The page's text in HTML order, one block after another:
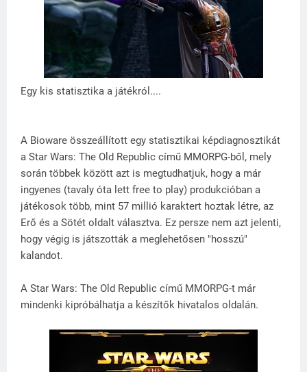
Egy kis statisztika a játékról....
A Bioware összeállított egy statisztikai képdiagnosztikát
a Star Wars: The Old Republic című MMORPG-ből, mely
során többek között azt is megtudhatjuk, hogy a már
ingyenes (tavaly óta lett free to play) produkcióban a
játékosok több, mint 57 millió karaktert hoztak létre, az
Erő és a Sötét oldalt választva. Ez persze nem azt jelenti,
hogy végig is játszották a meglehetősen "hosszú"
kalandot.
A Star Wars: The Old Republic című MMORPG-t már
mindenki kipróbálhatja a készítők hivatalos oldalán.